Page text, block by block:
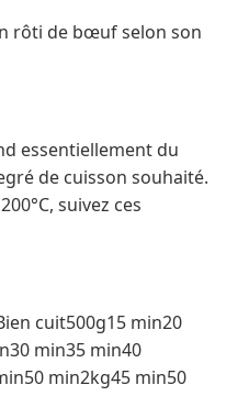
rôti de bœuf selon son
essentiellement du
de cuisson souhaité.
suivez ces
cuit500g15 min20
min35 min40
min2kg45 min50